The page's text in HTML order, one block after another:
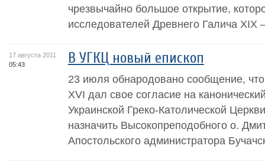
чрезвычайно большое открытие,
исследователей Древнего Галича XIX
17 августа 2011
05:43
В УГКЦ новый епископ
23 июля обнародовано сообщение,
XVI дал свое согласие на
Украинской Греко-Католической
назначить Высокопреподобного о.
Апостольского администратора